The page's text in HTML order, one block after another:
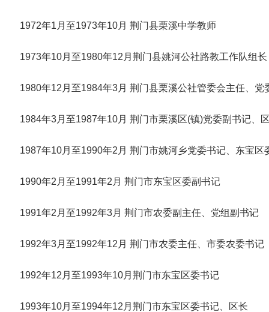
1972年1月至1973年10月 荆门县栗溪中学教师
1973年10月至1980年12月荆门县姚河公社路教工作队组
1980年12月至1984年3月 荆门县栗溪公社管委会主任、党
1984年3月至1987年10月 荆门市栗溪区(镇)党委副书记、
1987年10月至1990年2月 荆门市姚河乡党委书记、东宝区
1990年2月至1991年2月 荆门市东宝区委副书记
1991年2月至1992年3月 荆门市农委副主任、党组副书记
1992年3月至1992年12月 荆门市农委主任、市委农委书记
1992年12月至1993年10月荆门市东宝区委书记
1993年10月至1994年12月荆门市东宝区委书记、区长